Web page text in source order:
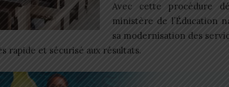
Avec cette procédure
ministère de l’Éducation
sa modernisation des
rapide et sécurisé aux résultats.